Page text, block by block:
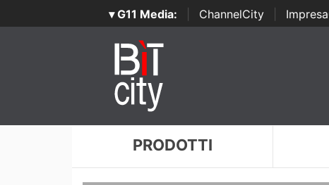
▾ G11 Media: ChannelCity
PRODOTTI